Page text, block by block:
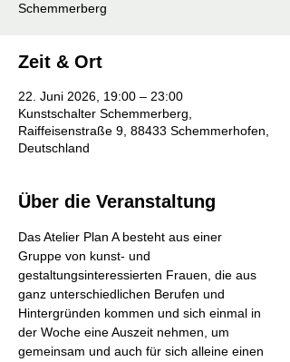
Schemmerberg
Zeit & Ort
22. Juni 2026, 19:00 – 23:00
Kunstschalter Schemmerberg,
Raiffeisenstraße 9, 88433 Schemmerhofen,
Deutschland
Über die Veranstaltung
Das Atelier Plan A besteht aus einer
Gruppe von kunst- und
gestaltungsinteressierten Frauen, die aus
ganz unterschiedlichen Berufen und
Hintergründen kommen und sich einmal in
der Woche eine Auszeit nehmen, um
gemeinsam und auch für sich alleine einen